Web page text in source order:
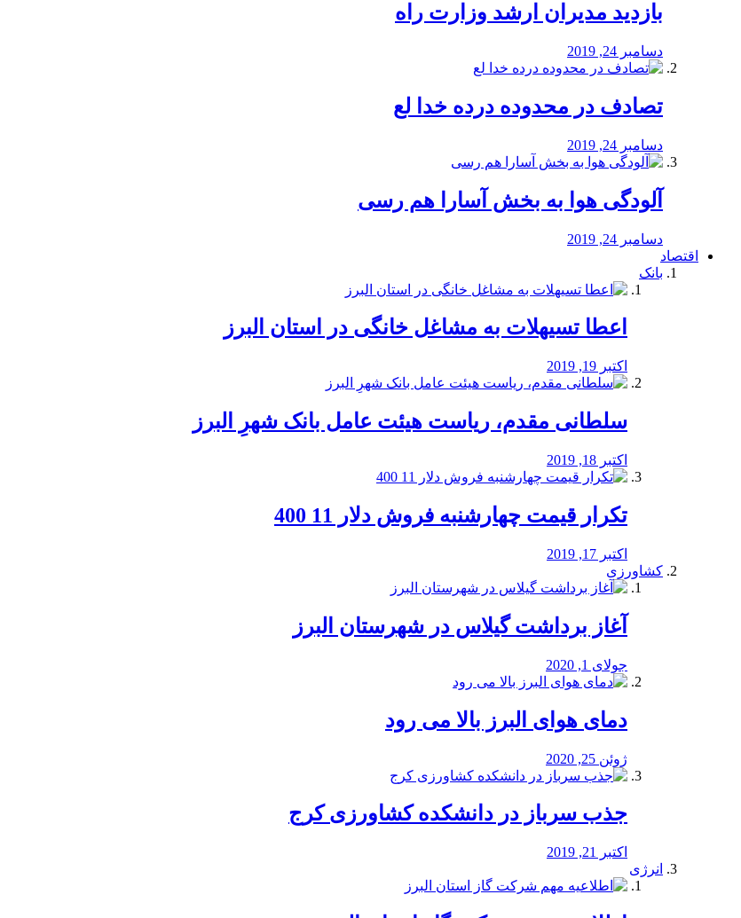
بازدید مدیران ارشد وزارت راه
دسامبر 24, 2019
تصادف در محدوده درده خدا لع
دسامبر 24, 2019
آلودگی هوا به بخش آسارا هم رسی
دسامبر 24, 2019
اقتصاد
بانک
️اعطا تسیهلات به مشاغل خانگی در استان البرز
اکتبر 19, 2019
سلطانی مقدم، ریاست هیئت عامل بانک شهرِ البرز
اکتبر 18, 2019
تکرار قیمت چهارشنبه فروش دلار 11 400
اکتبر 17, 2019
کشاورزی
آغاز برداشت گیلاس در شهرستان البرز
جولای 1, 2020
دمای هوای البرز بالا می رود
ژوئن 25, 2020
جذب سرباز در دانشکده کشاورزی کرج
اکتبر 21, 2019
انرژی